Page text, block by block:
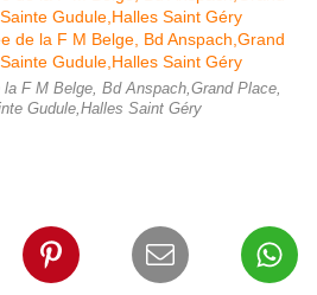
F M Belge, Bd Anspach,Grand Place,
Gudule,Halles Saint Géry